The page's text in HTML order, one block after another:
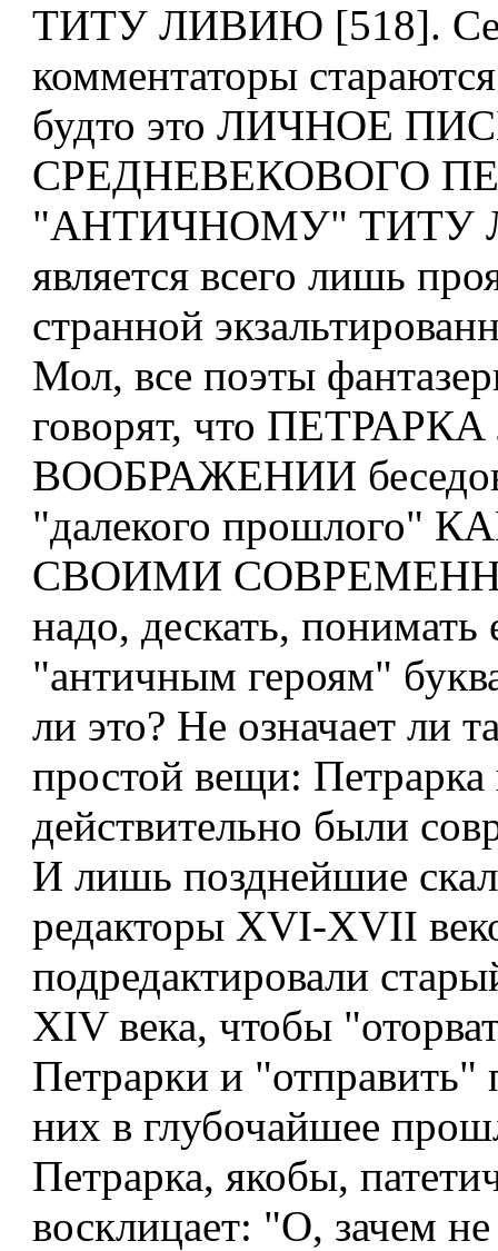
ТИТУ ЛИВИЮ [518].
комментаторы
будто это ЛИЧНОЕ
СРЕДНЕВЕКОВОГО
"АНТИЧНОМУ" ТИТУ
является всего лишь
странной
Мол, все поэты
говорят, что ПЕТРАРКА
ВООБРАЖЕНИИ
"далекого прошлого"
СВОИМИ
надо, дескать, понимать
"античным героям"
ли это? Не означает ли
простой вещи:
действительно были
И лишь позднейшие
редакторы XVI-XVII
подредактировали
XIV века, чтобы
Петрарки и "отправить"
них в глубочайшее
Петрарка, якобы,
восклицает: "О, зачем